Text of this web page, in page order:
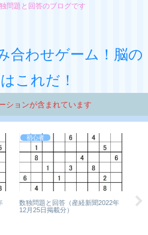
問題と回答のブログです
合わせゲーム！脳の
これだ！
ションが含まれています
初心者
数独問題と回答（産経新聞2022年
12月25日掲載分）
数